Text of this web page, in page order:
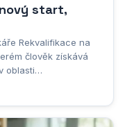
start,
Rekvalifikace na
člověk získává
oblasti
předchozí vzdělání